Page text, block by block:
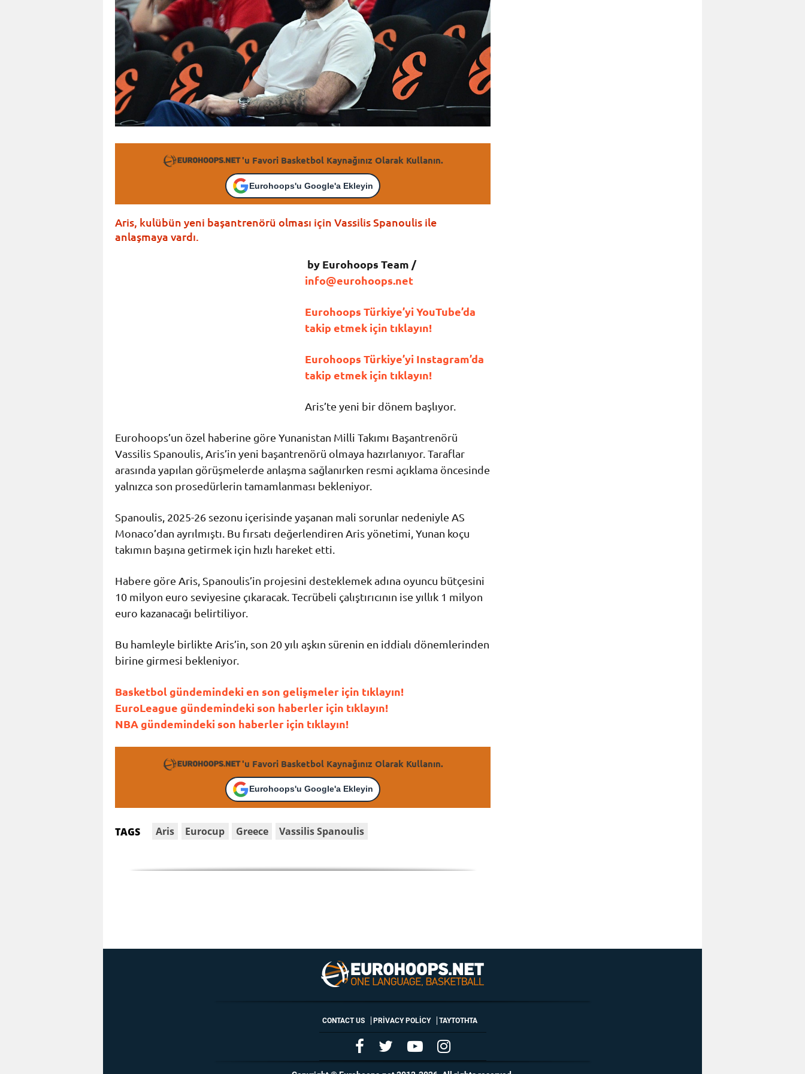
'u Favori Basketbol Kaynağınız Olarak Kullanın.
Eurohoops'u Google'a Ekleyin
Aris, kulübün yeni başantrenörü olması için Vassilis Spanoulis ile
anlaşmaya vardı.
by Eurohoops Team /
info@eurohoops.net
Eurohoops Türkiye’yi YouTube’da
takip etmek için tıklayın!
Eurohoops Türkiye’yi Instagram’da
takip etmek için tıklayın!
Aris’te yeni bir dönem başlıyor.
Eurohoops’un özel haberine göre Yunanistan Milli Takımı Başantrenörü
Vassilis Spanoulis, Aris’in yeni başantrenörü olmaya hazırlanıyor. Taraflar
arasında yapılan görüşmelerde anlaşma sağlanırken resmi açıklama öncesinde
yalnızca son prosedürlerin tamamlanması bekleniyor.
Spanoulis, 2025-26 sezonu içerisinde yaşanan mali sorunlar nedeniyle AS
Monaco’dan ayrılmıştı. Bu fırsatı değerlendiren Aris yönetimi, Yunan koçu
takımın başına getirmek için hızlı hareket etti.
Habere göre Aris, Spanoulis’in projesini desteklemek adına oyuncu bütçesini
10 milyon euro seviyesine çıkaracak. Tecrübeli çalıştırıcının ise yıllık 1 milyon
euro kazanacağı belirtiliyor.
Bu hamleyle birlikte Aris’in, son 20 yılı aşkın sürenin en iddialı dönemlerinden
birine girmesi bekleniyor.
Basketbol gündemindeki en son gelişmeler için tıklayın!
EuroLeague gündemindeki son haberler için tıklayın!
NBA gündemindeki son haberler için tıklayın!
'u Favori Basketbol Kaynağınız Olarak Kullanın.
Eurohoops'u Google'a Ekleyin
TAGS Aris Eurocup Greece Vassilis Spanoulis
CONTACT US PRIVACY POLICY ΤΑΥΤΟΤΗΤΑ